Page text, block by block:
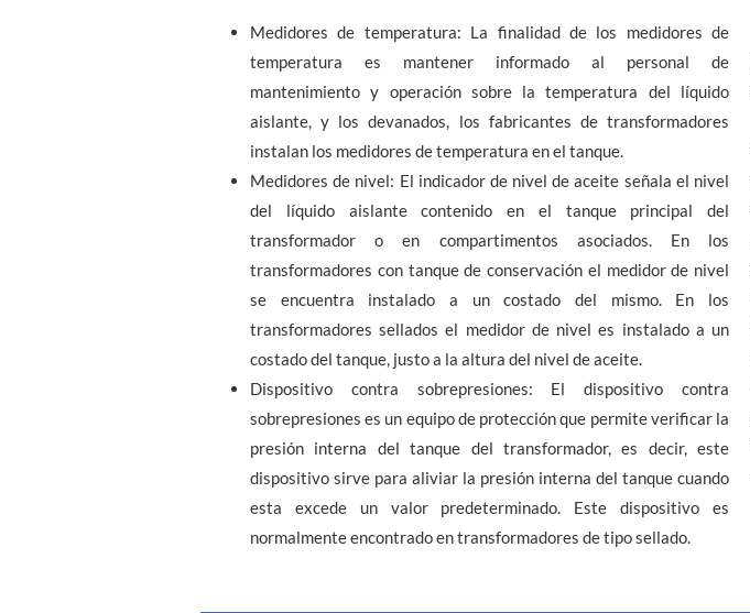
m
Medidores de temperatura: La finalidad de los medidores de
temperatura es mantener informado al personal de
mantenimiento y operación sobre la temperatura del líquido
aislante, y los devanados, los fabricantes de transformadores
instalan los medidores de temperatura en el tanque.
Medidores de nivel: El indicador de nivel de aceite señala el nivel
del líquido aislante contenido en el tanque principal del
transformador o en compartimentos asociados. En los
transformadores con tanque de conservación el medidor de nivel
se encuentra instalado a un costado del mismo. En los
transformadores sellados el medidor de nivel es instalado a un
costado del tanque, justo a la altura del nivel de aceite.
Dispositivo contra sobrepresiones: El dispositivo contra
sobrepresiones es un equipo de protección que permite verificar la
presión interna del tanque del transformador, es decir, este
dispositivo sirve para aliviar la presión interna del tanque cuando
esta excede un valor predeterminado. Este dispositivo es
normalmente encontrado en transformadores de tipo sellado.